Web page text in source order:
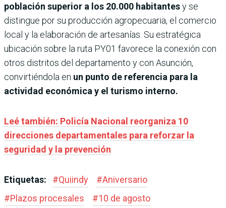
población superior a los 20.000 habitantesy se
distingue por su producción agropecuaria, el comercio
local y la elaboración de artesanías. Su estratégica
ubicación sobre la ruta PY01 favorece la conexión con
otros distritos del departamento y con Asunción,
convirtiéndola en un punto de referencia para la
actividad económica y el turismo interno.
Leé también: Policía Nacional reorganiza 10
direcciones departamentales para reforzar la
seguridad y la prevención
Etiquetas: #Quiindy #Aniversario
#Plazos procesales #10 de agosto